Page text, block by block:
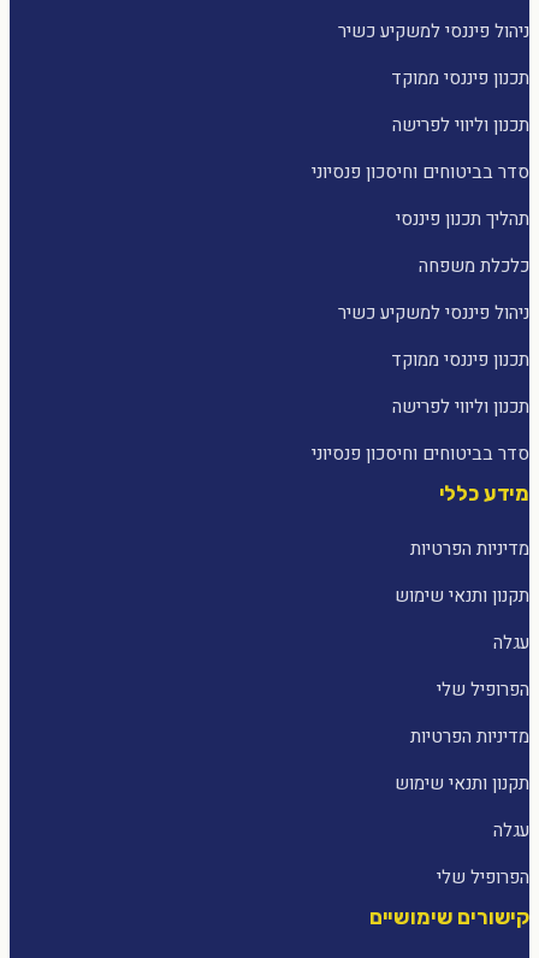
ניהול פיננסי למשקיע כשיר
תכנון פיננסי ממוקד
תכנון וליווי לפרישה
סדר בביטוחים וחיסכון פנסיוני
תהליך תכנון פיננסי
כלכלת משפחה
ניהול פיננסי למשקיע כשיר
תכנון פיננסי ממוקד
תכנון וליווי לפרישה
סדר בביטוחים וחיסכון פנסיוני
מידע כללי
מדיניות הפרטיות
תקנון ותנאי שימוש
עגלה
הפרופיל שלי
מדיניות הפרטיות
תקנון ותנאי שימוש
עגלה
הפרופיל שלי
קישורים שימושיים